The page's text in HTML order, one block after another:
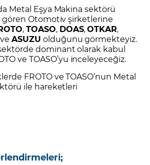
Metal Eşya Makina sektörü
gören Otomotiv şirketlerine
,TOASO, DOAS,OTKAR,
veASUZU olduğunu görmekteyiz.
dominant olarak kabul
ve TOASO’yu inceleyeceğiz.
FROTO ve TOASO’nun Metal
ile hareketleri